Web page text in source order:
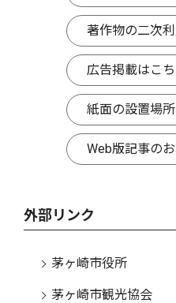
著作物の二次
広告掲載はこ
紙面の設置場
Web版記事の
外部リンク
茅ヶ崎市役所
茅ヶ崎市観光協会